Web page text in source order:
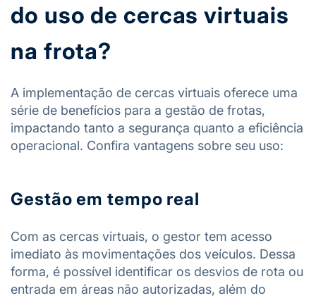
do uso de cercas virtuais
na frota?
A implementação de cercas virtuais oferece uma
série de benefícios para a gestão de frotas,
impactando tanto a segurança quanto a eficiência
operacional. Confira vantagens sobre seu uso:
Gestão em tempo real
Com as cercas virtuais, o gestor tem acesso
imediato às movimentações dos veículos. Dessa
forma, é possível identificar os desvios de rota ou
entrada em áreas não autorizadas, além do